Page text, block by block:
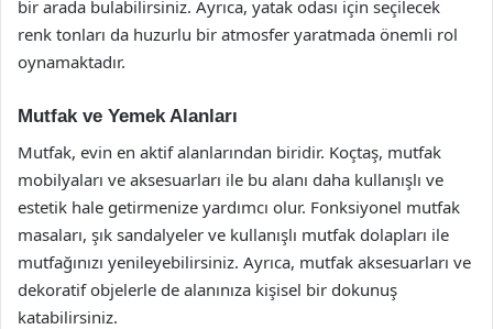
bir arada bulabilirsiniz. Ayrıca, yatak odası için seçilecek
renk tonları da huzurlu bir atmosfer yaratmada önemli rol
oynamaktadır.
Mutfak ve Yemek Alanları
Mutfak, evin en aktif alanlarından biridir. Koçtaş, mutfak
mobilyaları ve aksesuarları ile bu alanı daha kullanışlı ve
estetik hale getirmenize yardımcı olur. Fonksiyonel mutfak
masaları, şık sandalyeler ve kullanışlı mutfak dolapları ile
mutfağınızı yenileyebilirsiniz. Ayrıca, mutfak aksesuarları ve
dekoratif objelerle de alanınıza kişisel bir dokunuş
katabilirsiniz.